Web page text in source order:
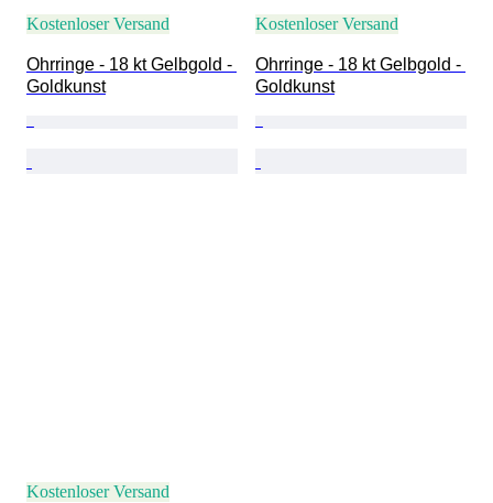
Kostenloser Versand
Ohrringe - 18 kt Gelbgold -
Goldkunst
Kostenloser Versand
Ohrringe - 18 kt Gelbgold -
Goldkunst
Kostenloser Versand